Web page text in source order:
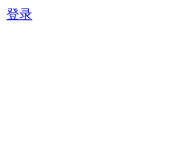
登录